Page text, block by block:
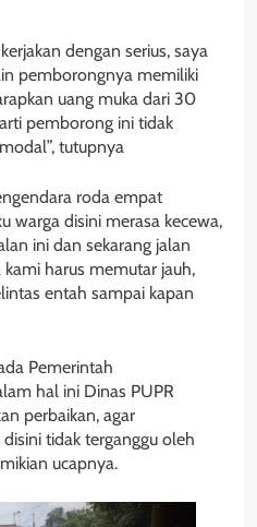
dengan serius, saya
pemborongnya memiliki
uang muka dari 30
pemborong ini tidak
tutupnya
roda empat
warga disini merasa kecewa,
ini dan sekarang jalan
harus memutar jauh,
entah sampai kapan
Pemerintah
hal ini Dinas PUPR
perbaikan, agar
tidak terganggu oleh
ucapnya.